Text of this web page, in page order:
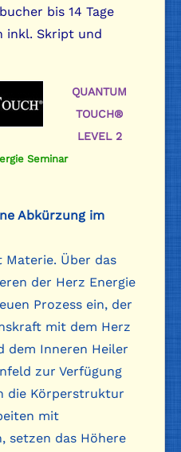
bis 14 Tage
inkl. Skript und
QUANTUM
TOUCH®
LEVEL 2
Seminar
Abkürzung im
Materie. Über das
der Herz Energie
Prozess ein, der
mit dem Herz
dem Inneren Heiler
zur Verfügung
die Körperstruktur
mit
setzen das Höhere